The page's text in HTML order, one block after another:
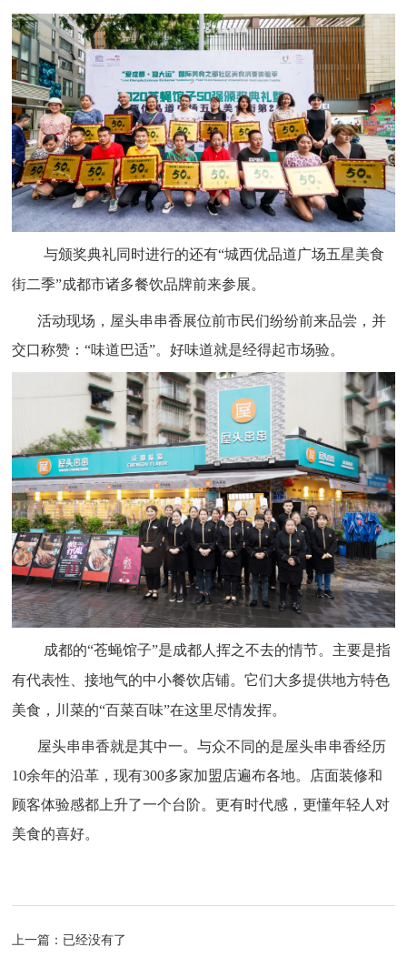
与颁奖典礼同时进行的还有“城西优品道广场五星美食
街二季”成都市诸多餐饮品牌前来参展。
活动现场，屋头串串香展位前市民们纷纷前来品尝，并
交口称赞：“味道巴适”。好味道就是经得起市场验。
成都的“苍蝇馆子”是成都人挥之不去的情节。主要是指
有代表性、接地气的中小餐饮店铺。它们大多提供地方特色
美食，川菜的“百菜百味”在这里尽情发挥。
屋头串串香就是其中一。与众不同的是屋头串串香经历
10余年的沿革，现有300多家加盟店遍布各地。店面装修和
顾客体验感都上升了一个台阶。更有时代感，更懂年轻人对
美食的喜好。
上一篇：已经没有了